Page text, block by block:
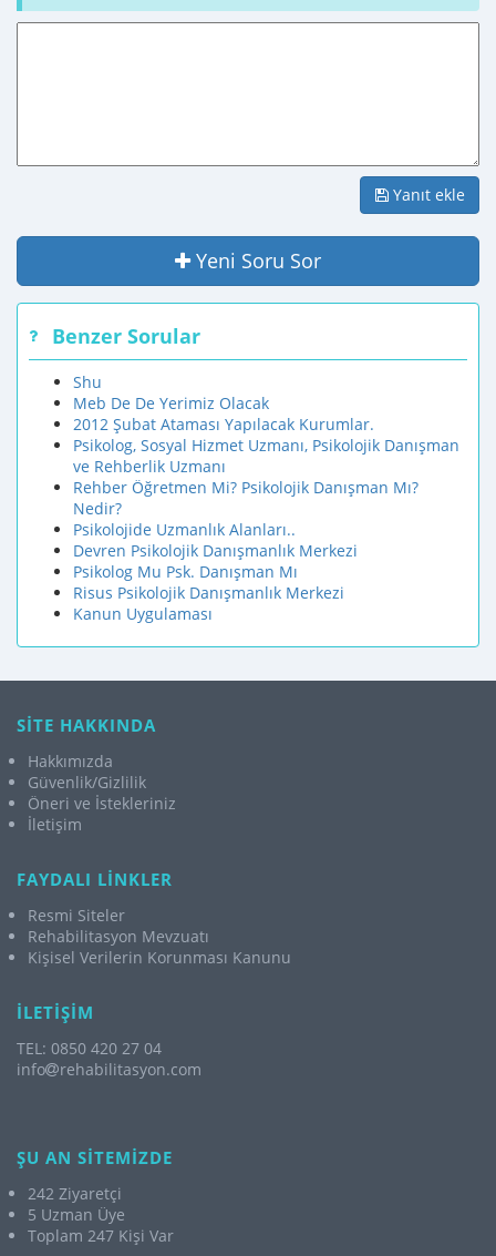
Yanıt ekle
Yeni Soru Sor
Benzer Sorular
Shu
Meb De De Yerimiz Olacak
2012 Şubat Ataması Yapılacak Kurumlar.
Psikolog, Sosyal Hizmet Uzmanı, Psikolojik Danışman
ve Rehberlik Uzmanı
Rehber Öğretmen Mi? Psikolojik Danışman Mı?
Nedir?
Psikolojide Uzmanlık Alanları..
Devren Psikolojik Danışmanlık Merkezi
Psikolog Mu Psk. Danışman Mı
Risus Psikolojik Danışmanlık Merkezi
Kanun Uygulaması
SİTE HAKKINDA
Hakkımızda
Güvenlik/Gizlilik
Öneri ve İstekleriniz
İletişim
FAYDALI LİNKLER
Resmi Siteler
Rehabilitasyon Mevzuatı
Kişisel Verilerin Korunması Kanunu
İLETİŞİM
TEL: 0850 420 27 04
info
rehabilitasyon.com
ŞU AN SİTEMİZDE
242 Ziyaretçi
5 Uzman Üye
Toplam 247 Kişi Var